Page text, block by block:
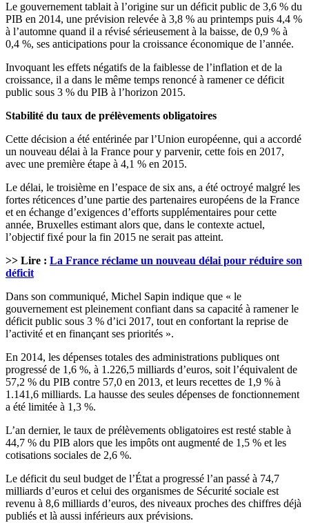
Le gouvernement tablait à l’origine sur un déficit public de 3,6 % du
PIB en 2014, une prévision relevée à 3,8 % au printemps puis 4,4 %
à l’automne quand il a révisé sérieusement à la baisse, de 0,9 % à
0,4 %, ses anticipations pour la croissance économique de l’année.
Invoquant les effets négatifs de la faiblesse de l’inflation et de la
croissance, il a dans le même temps renoncé à ramener ce déficit
public sous 3 % du PIB à l’horizon 2015.
Stabilité du taux de prélèvements obligatoires
Cette décision a été entérinée par l’Union européenne, qui a accordé
un nouveau délai à la France pour y parvenir, cette fois en 2017,
avec une première étape à 4,1 % en 2015.
Le délai, le troisième en l’espace de six ans, a été octroyé malgré les
fortes réticences d’une partie des partenaires européens de la France
et en échange d’exigences d’efforts supplémentaires pour cette
année, Bruxelles estimant alors que, dans le contexte actuel,
l’objectif fixé pour la fin 2015 ne serait pas atteint.
>> Lire : La France réclame un nouveau délai pour réduire son
déficit
Dans son communiqué, Michel Sapin indique que « le
gouvernement est pleinement confiant dans sa capacité à ramener le
déficit public sous 3 % d’ici 2017, tout en confortant la reprise de
l’activité et en finançant ses priorités ».
En 2014, les dépenses totales des administrations publiques ont
progressé de 1,6 %, à 1.226,5 milliards d’euros, soit l’équivalent de
57,2 % du PIB contre 57,0 en 2013, et leurs recettes de 1,9 % à
1.141,6 milliards. La hausse des seules dépenses de fonctionnement
a été limitée à 1,3 %.
L’an dernier, le taux de prélèvements obligatoires est resté stable à
44,7 % du PIB alors que les impôts ont augmenté de 1,5 % et les
cotisations sociales de 2,6 %.
Le déficit du seul budget de l’État a progressé l’an passé à 74,7
milliards d’euros et celui des organismes de Sécurité sociale est
revenu à 8,6 milliards d’euros, des niveaux proches des chiffres déjà
publiés et là aussi inférieurs aux prévisions.